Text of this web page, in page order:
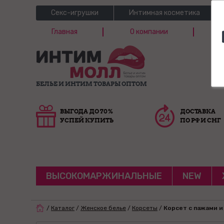
Секс-игрушки Интимная косметика
Главная О компании
БЕЛЬЕ И ИНТИМ ТОВАРЫ ОПТОМ
ВЫГОДА ДО 70%
УСПЕЙ КУПИТЬ
ДОСТАВКА
ПО РФ И СНГ
ВЫСОКОМАРЖИНАЛЬНЫЕ NEW
/ Каталог / Женское белье / Корсеты / Корсет с пажами и